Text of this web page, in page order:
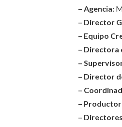
– Agencia:
– Director
– Equipo
– Directora
–
– Director
–
–
–